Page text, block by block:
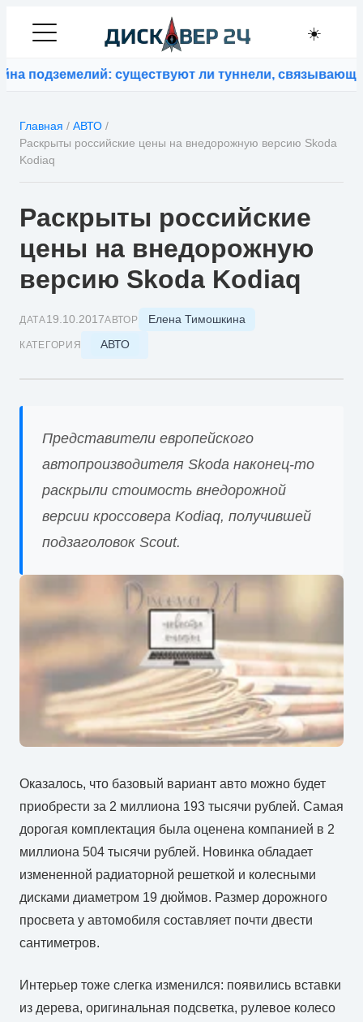
☀️
подземелий: существуют ли туннели, связывающие
Главная / АВТО /
Раскрыты российские цены на внедорожную версию Skoda
Kodiaq
Раскрыты российские
цены на внедорожную
версию Skoda Kodiaq
ДАТА19.10.2017АВТОР Елена Тимошкина
КАТЕГОРИЯ АВТО
Представители европейского
автопроизводителя Skoda наконец-то
раскрыли стоимость внедорожной
версии кроссовера Kodiaq, получившей
подзаголовок Scout.
Оказалось, что базовый вариант авто можно будет
приобрести за 2 миллиона 193 тысячи рублей. Самая
дорогая комплектация была оценена компанией в 2
миллиона 504 тысячи рублей. Новинка обладает
измененной радиаторной решеткой и колесными
дисками диаметром 19 дюймов. Размер дорожного
просвета у автомобиля составляет почти двести
сантиметров.
Интерьер тоже слегка изменился: появились вставки
из дерева, оригинальная подсветка, рулевое колесо